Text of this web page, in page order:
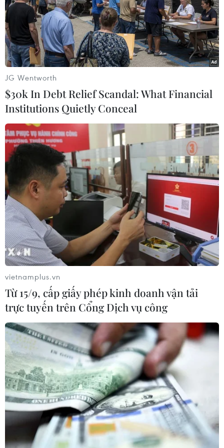
Các hãng truyền thông lớn đứng trước
thách thức đến từ AI tổng quát
21/10/2023 00:00
Từ tháng 5, Google đã bắt đầu cho ra mắt công cụ tìm
kiếm mới được hỗ trợ bởi AI tổng quát có tên Trải
nghiệm Sáng tạo Tìm kiếm để tạo bản tóm tắt phản hồi
một số truy vấn tìm kiếm.
Tổng Giám đốc FAO: AI là công cụ để
chuyển đổi hệ thống nông nghiệp
21/10/2023 04:59
JG Wentworth
$30k In Debt Relief Scandal: What Financial
Institutions Quietly Conceal
vietnamplus.vn
Từ 15/9, cấp giấy phép kinh doanh vận tải
trực tuyến trên Cổng Dịch vụ công